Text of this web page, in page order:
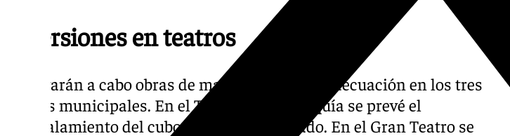
Inversiones en teatros
Se llevarán a cabo obras de mantenimiento y adecuación en los tres
teatros municipales. En el Teatro de la Axerquía se prevé el
acristalamiento del cubo que está inutilizado. En el Gran Teatro se